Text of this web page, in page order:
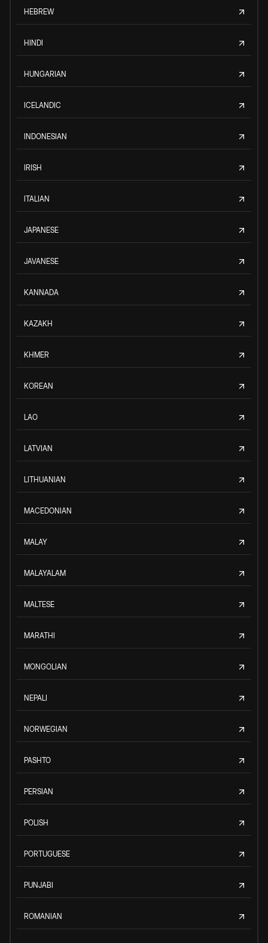
HEBREW
HINDI
HUNGARIAN
ICELANDIC
INDONESIAN
IRISH
ITALIAN
JAPANESE
JAVANESE
KANNADA
KAZAKH
KHMER
KOREAN
LAO
LATVIAN
LITHUANIAN
MACEDONIAN
MALAY
MALAYALAM
MALTESE
MARATHI
MONGOLIAN
NEPALI
NORWEGIAN
PASHTO
PERSIAN
POLISH
PORTUGUESE
PUNJABI
ROMANIAN